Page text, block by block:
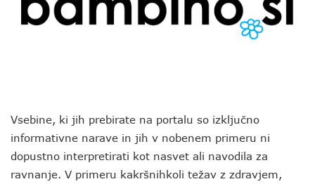
Vsebine, ki jih prebirate na portalu so izključno
informativne narave in jih v nobenem primeru ni
dopustno interpretirati kot nasvet ali navodila za
ravnanje. V primeru kakršnihkoli težav z zdravjem,